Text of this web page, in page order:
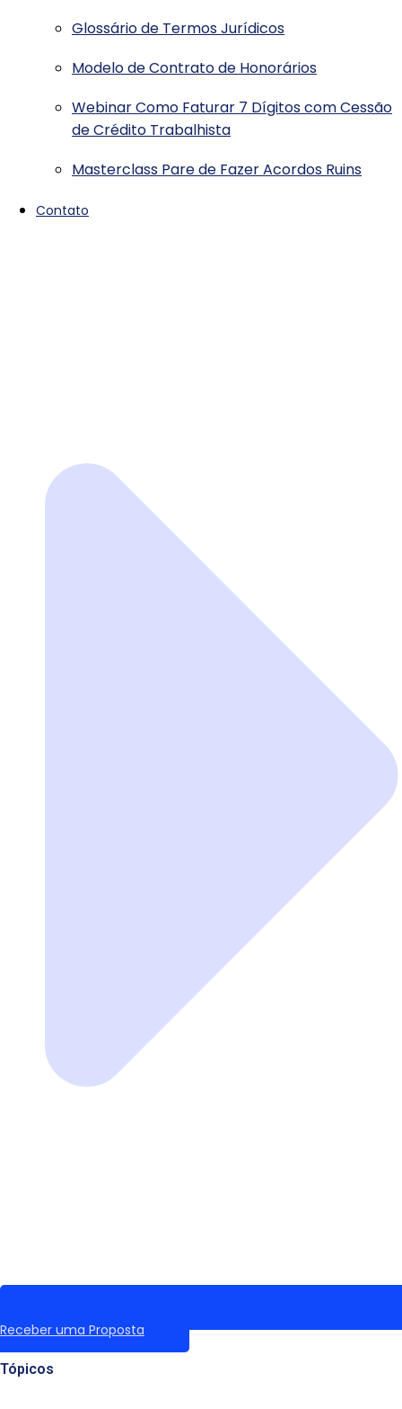
Glossário de Termos Jurídicos
Modelo de Contrato de Honorários
Webinar Como Faturar 7 Dígitos com Cessão
de Crédito Trabalhista
Masterclass Pare de Fazer Acordos Ruins
Contato
Receber uma Proposta
Tópicos